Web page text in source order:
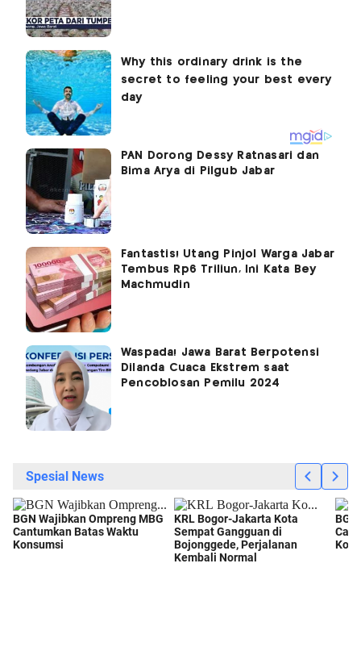
PAN Dorong Dessy Ratnasari dan
Bima Arya di Pilgub Jabar
Fantastis! Utang Pinjol Warga Jabar
Tembus Rp6 Triliun, Ini Kata Bey
Machmudin
Waspada! Jawa Barat Berpotensi
Dilanda Cuaca Ekstrem saat
Pencoblosan Pemilu 2024